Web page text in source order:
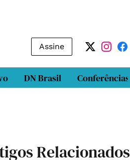
Assine
DN Brasil Conferências
Relacionados